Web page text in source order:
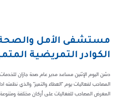
مستشفى الأمل والصحة
الكوادر التمريضية
دشن اليوم الإثنين مساعد مدير عام صحة جازان
المصاحب لفعاليات يوم "العطاء والتميز" والذي نظمته
المعرض المصاحب للفعاليات على أركان مختلفة